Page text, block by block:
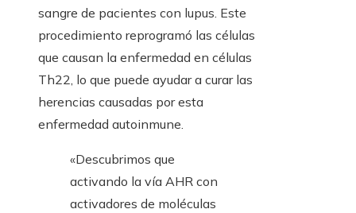
sangre de pacientes con lupus. Este
procedimiento reprogramó las células
que causan la enfermedad en células
Th22, lo que puede ayudar a curar las
herencias causadas por esta
enfermedad autoinmune.
«Descubrimos que
activando la vía AHR con
activadores de moléculas